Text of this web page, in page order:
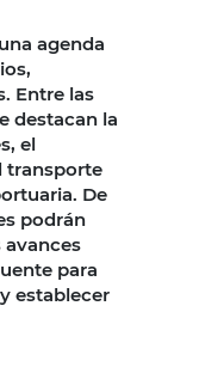
agenda
Entre las
destacan la
el
transporte
De
podrán
para
establecer